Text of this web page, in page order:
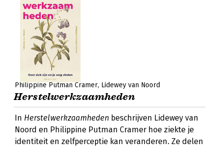
Philippine Putman Cramer Lidewey van Noord
Herstelwerkzaamheden
In Herstelwerkzaamheden beschrijven Lidewey van
Noord en Philippine Putman Cramer hoe ziekte je
identiteit en zelfperceptie kan veranderen. Ze delen